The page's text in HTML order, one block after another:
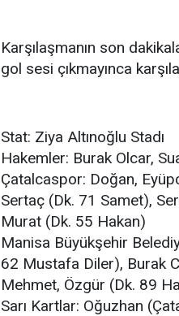
Karşılaşmanın son
gol sesi çıkmayınca
Stat: Ziya Altınoğlu Stadı
Hakemler: Burak Olcar,
Çatalcaspor: Doğan,
Sertaç (Dk. 71 Samet),
Murat (Dk. 55 Hakan)
Manisa Büyükşehir
62 Mustafa Diler), Burak
Mehmet, Özgür (Dk. 89
Sarı Kartlar: Oğuzhan